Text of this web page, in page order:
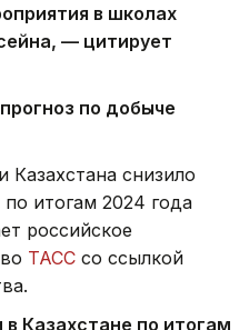
в школах
— цитирует
по добыче
Казахстана снизило
итогам 2024 года
российское
ТАСС со ссылкой
Казахстане по итогам